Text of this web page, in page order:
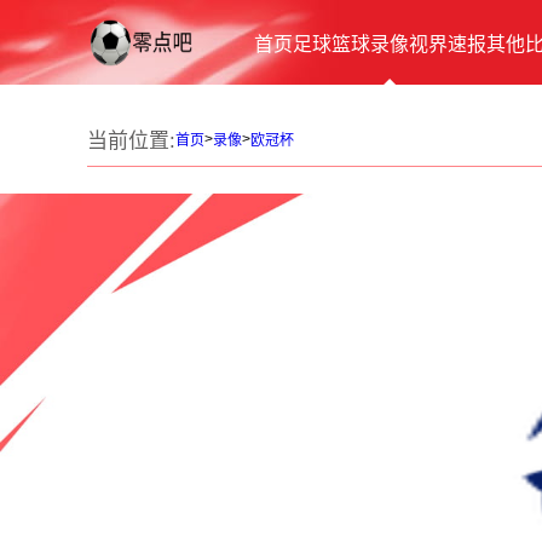
首页足球篮球录像视界速报其他
当前位置:首页>录像>欧冠杯